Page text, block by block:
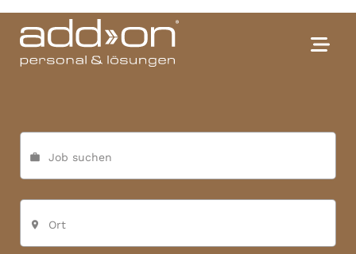
work Job suchen
place Ort